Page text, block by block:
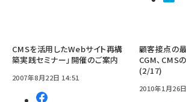
CMSを活用したWebサイト再構
築実践セミナー」開催のご案内
2007年8月22日 14:51
顧客接点の
CGM、CMS
(2/17)
2010年1月26